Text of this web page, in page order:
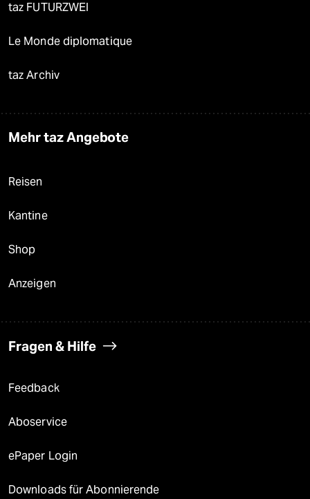
taz FUTURZWEI
Le Monde diplomatique
taz Archiv
Mehr taz Angebote
Reisen
Kantine
Shop
Anzeigen
Fragen & Hilfe
Feedback
Aboservice
ePaper Login
Downloads für Abonnierende